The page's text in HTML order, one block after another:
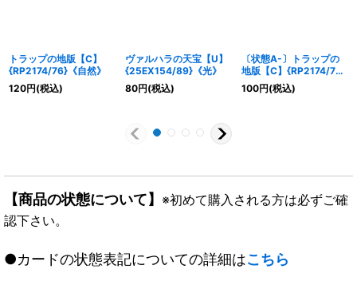
トラップの地版【C】
{RP2174/76}《自然》
120円(税込)
ヴァルハラの天宝【U】
{25EX154/89}《光》
80円(税込)
〔状態A-〕トラップの
地版【C】{RP2174/76}
《自然》
100円(税込)
【商品の状態について】 ※初めて購入される方は必ずご確
認下さい。
●カードの状態表記についての詳細はこちら